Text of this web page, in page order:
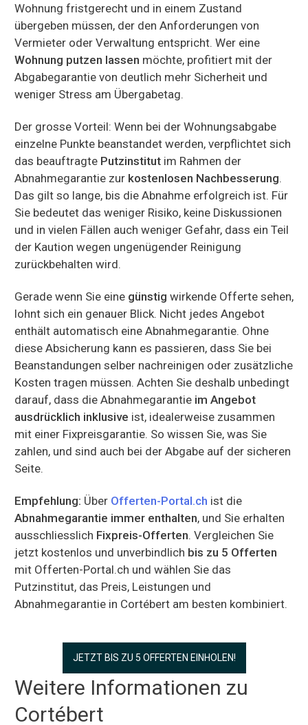
Wohnung fristgerecht und in einem Zustand
übergeben müssen, der den Anforderungen von
Vermieter oder Verwaltung entspricht. Wer eine
Wohnung putzen lassen möchte, profitiert mit der
Abgabegarantie von deutlich mehr Sicherheit und
weniger Stress am Übergabetag.
Der grosse Vorteil: Wenn bei der Wohnungsabgabe
einzelne Punkte beanstandet werden, verpflichtet sich
das beauftragte Putzinstitut im Rahmen der
Abnahmegarantie zur kostenlosen Nachbesserung.
Das gilt so lange, bis die Abnahme erfolgreich ist. Für
Sie bedeutet das weniger Risiko, keine Diskussionen
und in vielen Fällen auch weniger Gefahr, dass ein Teil
der Kaution wegen ungenügender Reinigung
zurückbehalten wird.
Gerade wenn Sie eine günstig wirkende Offerte sehen,
lohnt sich ein genauer Blick. Nicht jedes Angebot
enthält automatisch eine Abnahmegarantie. Ohne
diese Absicherung kann es passieren, dass Sie bei
Beanstandungen selber nachreinigen oder zusätzliche
Kosten tragen müssen. Achten Sie deshalb unbedingt
darauf, dass die Abnahmegarantie im Angebot
ausdrücklich inklusive ist, idealerweise zusammen
mit einer Fixpreisgarantie. So wissen Sie, was Sie
zahlen, und sind auch bei der Abgabe auf der sicheren
Seite.
Empfehlung: Über Offerten-Portal.ch ist die
Abnahmegarantie immer enthalten, und Sie erhalten
ausschliesslich Fixpreis-Offerten. Vergleichen Sie
jetzt kostenlos und unverbindlich bis zu 5 Offerten
mit Offerten-Portal.ch und wählen Sie das
Putzinstitut, das Preis, Leistungen und
Abnahmegarantie in Cortébert am besten kombiniert.
JETZT BIS ZU 5 OFFERTEN EINHOLEN!
Weitere Informationen zu
Cortébert